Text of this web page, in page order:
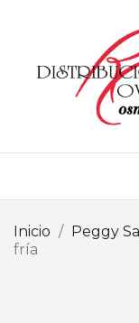
Inicio Peggy
fría